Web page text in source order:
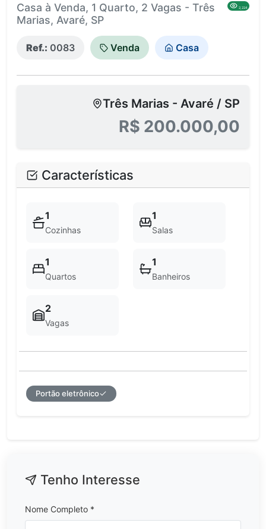
Casa à Venda, 1 Quarto, 2 Vagas - Três
Marias, Avaré, SP
2,224
Ref.: 0083 Venda Casa
Três Marias - Avaré / SP
R$ 200.000,00
Características
1
Cozinhas
1
Salas
1
Quartos
1
Banheiros
2
Vagas
Portão eletrônico
Tenho Interesse
Nome Completo *